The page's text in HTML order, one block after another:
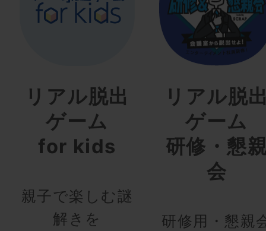
リアル脱出
ゲーム
for kids
親子で楽しむ謎
解きを
リアル脱
ゲーム
研修・懇
会
研修用・懇親